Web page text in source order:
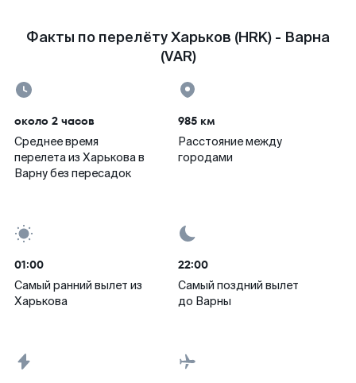
Факты по перелёту Харьков (HRK) - Варна
(VAR)
около 2 часов
Среднее время
перелета из Харькова в
Варну без пересадок
985 км
Расстояние между
городами
01:00
Самый ранний вылет из
Харькова
22:00
Самый поздний вылет
до Варны